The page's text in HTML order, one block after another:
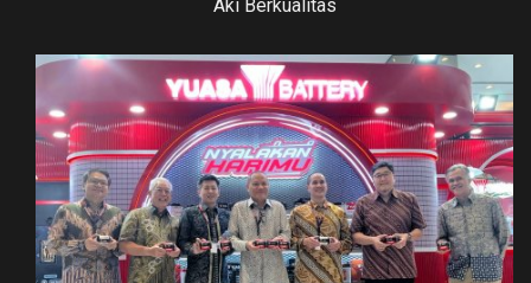
Aki Berkualitas